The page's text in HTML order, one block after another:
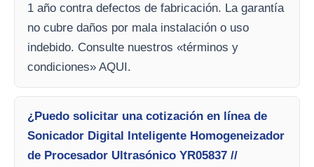
1 año contra defectos de fabricación. La garantía
no cubre daños por mala instalación o uso
indebido. Consulte nuestros «términos y
condiciones» AQUI.
¿Puedo solicitar una cotización en línea de
Sonicador Digital Inteligente Homogeneizador
de Procesador Ultrasónico YR05837 //